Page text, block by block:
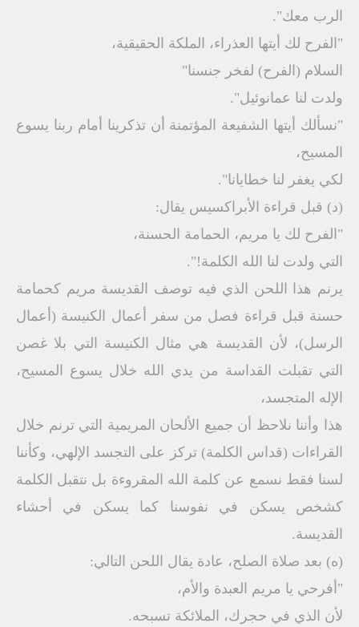
الرب معك".
"الفرح لك أيتها العذراء، الملكة الحقيقية،
السلام (الفرح) لفخر جنسنا"
ولدت لنا عمانوئيل".
"نسألك أيتها الشفيعة المؤتمنة أن تذكرينا أمام ربنا يسوع
المسيح،
لكي يغفر لنا خطايانا".
(د) قبل قراءة الأبراكسيس يقال:
"الفرح لك يا مريم، الحمامة الحسنة،
التي ولدت لنا الله الكلمة!".
يرنم هذا اللحن الذي فيه توصف القديسة مريم كحمامة
حسنة قبل قراءة فصل من سفر أعمال الكنيسة (أعمال
الرسل)، لأن القديسة هي مثال الكنيسة التي بلا غصن
التي تقبلت القداسة من يدي الله خلال يسوع المسيح،
الإله المتجسد،
هذا وأننا نلاحظ أن جميع الألحان المريمية التي ترنم خلال
القراءات (قداس الكلمة) تركز على التجسد الإلهي، وكأننا
لسنا فقط نسمع عن كلمة الله المقروءة بل نتقبل الكلمة
كشخص يسكن في نفوسنا كما يسكن في أحشاء
القديسة.
(ه) بعد صلاة الصلح، عادة يقال اللحن التالي:
"أفرحي يا مريم العبدة والأم،
لأن الذي في حجرك، الملائكة تسبحه.